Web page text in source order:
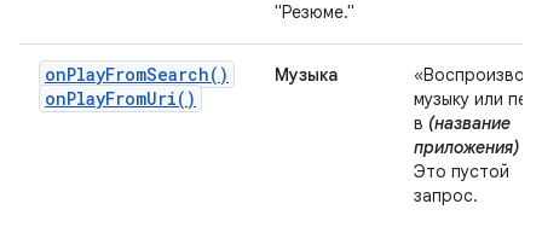
"Резюме."
onPlayFromSearch()
onPlayFromUri()
Музыка
музыку или
в (название
приложения)
Это пустой
запрос.